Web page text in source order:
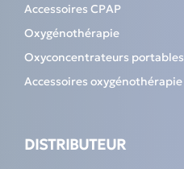
Accessoires CPAP
Oxygénothérapie
Oxyconcentrateurs portables
Accessoires oxygénothérapie
DISTRIBUTEUR